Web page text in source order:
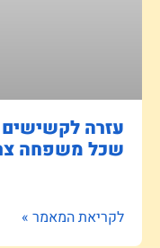
עזרה
שכל משפחה
לקריאת המאמר »